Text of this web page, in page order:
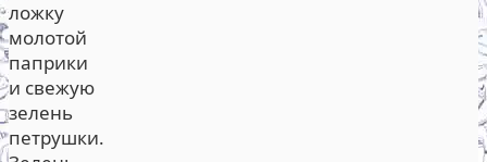
ложку
молотой
паприки
и свежую
зелень
петрушки.